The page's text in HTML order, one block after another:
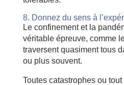
8. Donnez du sens à
Le confinement et la
véritable épreuve, comme
traversent quasiment tous
ou plus souvent.
Toutes catastrophes ou